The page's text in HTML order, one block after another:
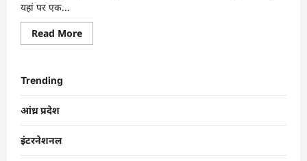
यहां पर एक...
Read More
Trending
आंध्र प्रदेश
इंटरनेशनल